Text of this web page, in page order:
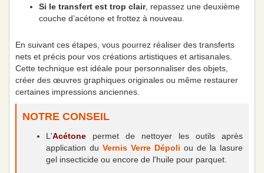
Si le transfert est trop clair, repassez une deuxième
couche d’acétone et frottez à nouveau.
En suivant ces étapes, vous pourrez réaliser des transferts
nets et précis pour vos créations artistiques et artisanales.
Cette technique est idéale pour personnaliser des objets,
créer des œuvres graphiques originales ou même restaurer
certaines impressions anciennes.
NOTRE CONSEIL
L'Acétone permet de nettoyer les outils après
application du Vernis Verre Dépoli ou de la lasure
gel insecticide ou encore de l'huile pour parquet.